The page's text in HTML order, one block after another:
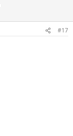
#17